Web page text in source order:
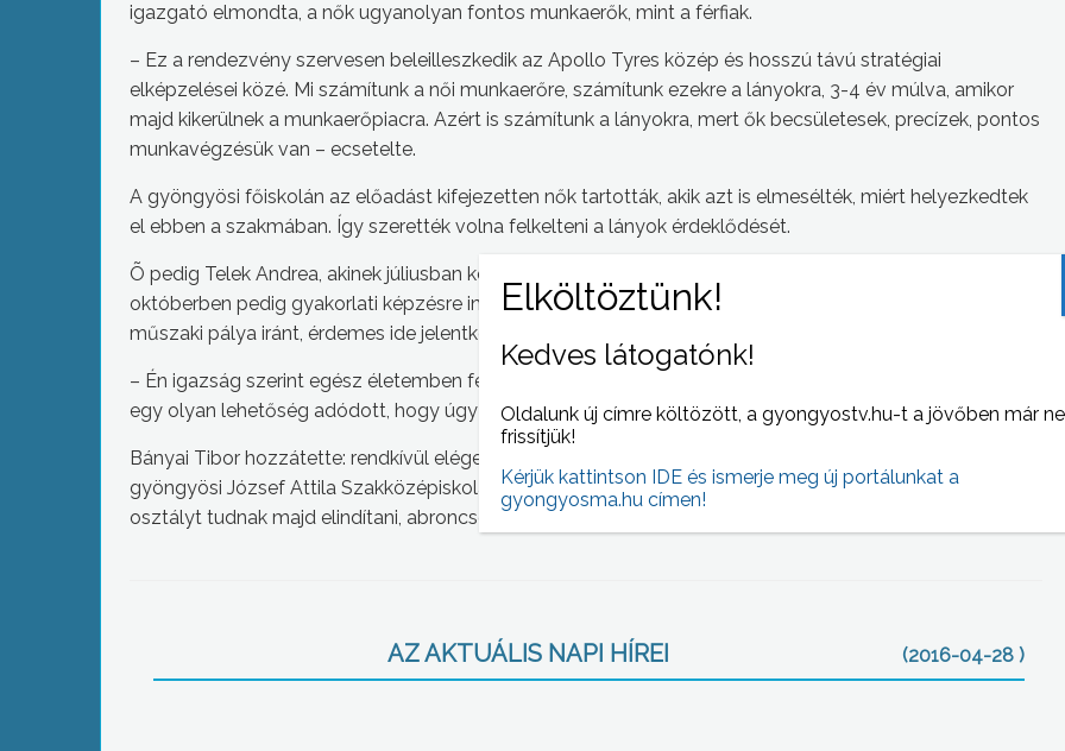
igazgató elmondta, a nők ugyanolyan fontos munkaerők, mint a férfiak.
– Ez a rendezvény szervesen beleilleszkedik az Apollo Tyres közép és hosszú távú stratégiai
elképzelései közé. Mi számítunk a női munkaerőre, számítunk ezekre a lányokra, 3-4 év múlva, amikor
majd kikerülnek a munkaerőpiacra. Azért is számítunk a lányokra, mert ők becsületesek, precízek, pontos
munkavégzésük van – ecsetelte.
A gyöngyösi főiskolán az előadást kifejezetten nők tartották, akik azt is elmesélték, miért helyezkedtek
el ebben a szakmában. Így szerették volna felkelteni a lányok érdeklődését.
Õ pedig Telek Andrea, akinek júliusban kezdődik el az elméleti képzési időszaka az Apollo Gumigyárnál,
októberben pedig gyakorlati képzésre indul Indiába. Azt mondja, minden lánynak, aki érdeklődik a
műszaki pálya iránt, érdemes ide jelentkeznie, hiszen számos lehetőség rejlik benne.
– Én igazság szerint egész életemben férfi szakmákat tanultam, mint rendészet, mint gépészet. És most
egy olyan lehetőség adódott, hogy úgy voltam vele, hogy muszáj elfogadni – mondta.
Bányai Tibor hozzátette: rendkívül elégedettek, hiszen szeptembertől duális képzés lesz, és a
gyöngyösi József Attila Szakközépiskolában, valamint a hevesi Eötvös József Szakközépiskolában 3
osztályt tudnak majd elindítani, abroncsgyártó és gumiipari technikusi képzésben.
AZ AKTUÁLIS NAPI HÍREI (2016-04-28 )
Kedves látogatónk!
Oldalunk új címre költözött, a gyongyostv.hu-t a jövőben már
frissítjük!
Kérjük kattintson IDE és ismerje meg új portálunkat a
gyongyosma.hu címen!